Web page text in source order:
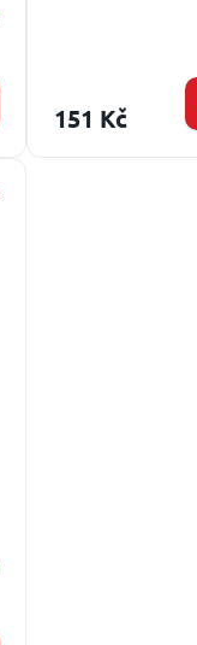
151 Kč